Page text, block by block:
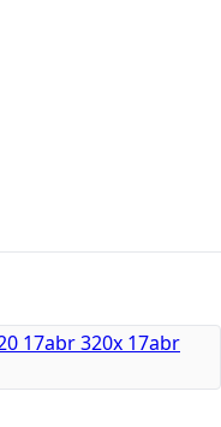
17abr 320x 17abr